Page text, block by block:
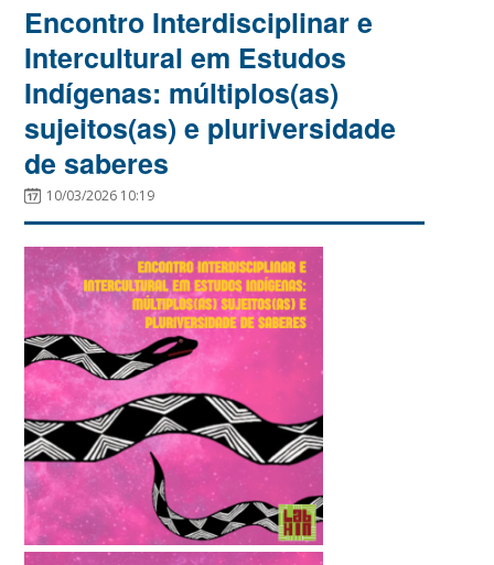
Encontro Interdisciplinar e
Intercultural em Estudos
Indígenas: múltiplos(as)
sujeitos(as) e pluriversidade
de saberes
10/03/2026 10:19